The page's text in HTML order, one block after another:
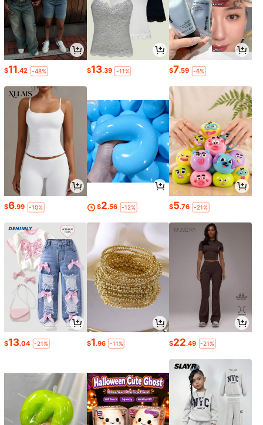
$11.42 -48% $13.39 -11% $7.59 -6%
$6.99 -10% $2.56 -12% $5.76 -21%
$13.04 -21% $1.96 -11% $22.49 -21%